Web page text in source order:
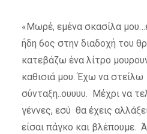
«Μωρέ, εμένα σκασίλα
ήδη 6ος στην διαδοχή του
κατεβάζω ένα λίτρο
καθισιά μου. Έχω να
σύνταξη..ουυυυ. Μέχρι να
γέννες, εσύ θα έχεις
είσαι πάγκο και βλέπουμε.